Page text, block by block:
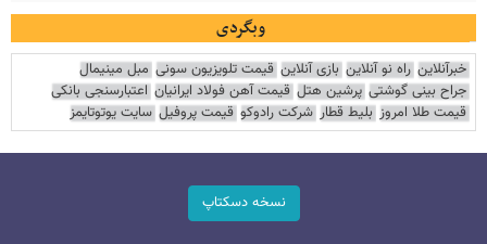
وبگردی
خبرآنلاین راه نو آنلاین بازی آنلاین قیمت تلویزیون سونی مبل مینیمال
جراح بینی گوشتی پرشین هتل قیمت آهن فولاد ایرانیان اعتبارسنجی بانکی
قیمت طلا امروز بلیط قطار شرکت رادوکو قیمت پروفیل سایت یوتوتایمز
نسخه دسکتاپ